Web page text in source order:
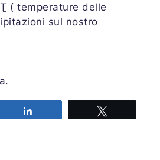
( temperature delle
sul nostro